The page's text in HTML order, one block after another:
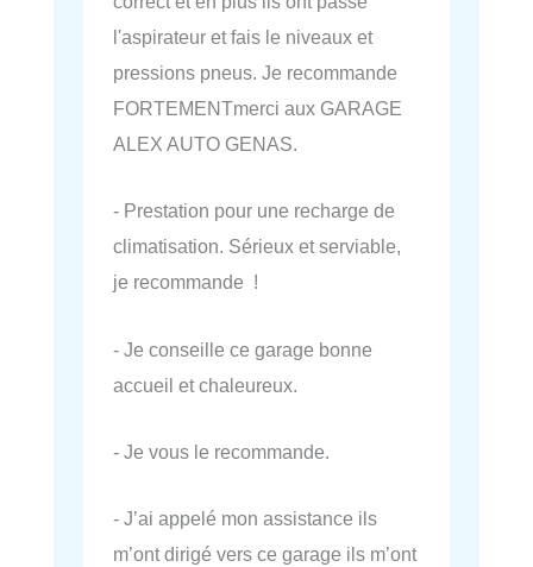
l'aspirateur et fais le niveaux et
pressions pneus. Je recommande
FORTEMENTmerci aux GARAGE
ALEX AUTO GENAS.
- Prestation pour une recharge de
climatisation. Sérieux et serviable,
je recommande !
- Je conseille ce garage bonne
accueil et chaleureux.
- Je vous le recommande.
- J’ai appelé mon assistance ils
m’ont dirigé vers ce garage ils m’ont